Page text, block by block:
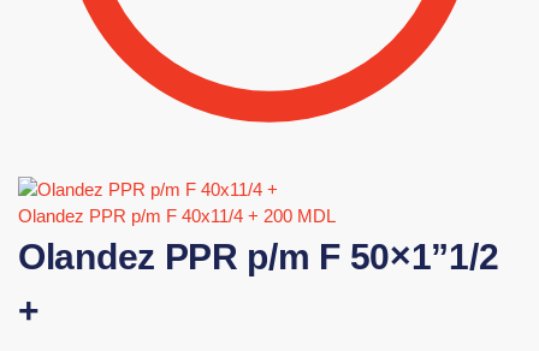
Olandez PPR p/m F 40x11/4 + 200 MDL
Olandez PPR p/m F 50×1”1/2
+